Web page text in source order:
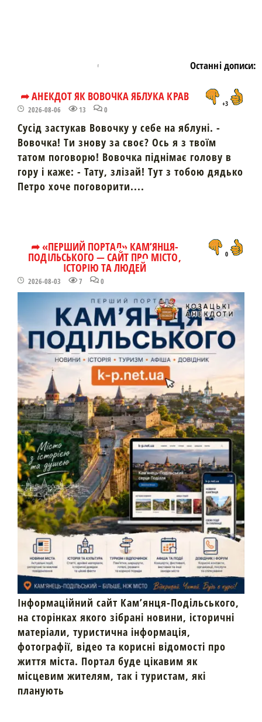
Останні дописи:
➦ АНЕКДОТ ЯК ВОВОЧКА ЯБЛУКА КРАВ
2026-08-06 13 0
+3
Сусід застукав Вовочку у себе на яблуні. -
Вовочка! Ти знову за своє? Ось я з твоїм
татом поговорю! Вовочка піднімає голову в
гору і каже: - Тату, злізай! Тут з тобою дядько
Петро хоче поговорити....
➦ «ПЕРШИЙ ПОРТАЛ» КАМ’ЯНЦЯ-
ПОДІЛЬСЬКОГО — САЙТ ПРО МІСТО,
ІСТОРІЮ ТА ЛЮДЕЙ
2026-08-03 7 0
0
Інформаційний сайт Кам’янця-Подільського,
на сторінках якого зібрані новини, історичні
матеріали, туристична інформація,
фотографії, відео та корисні відомості про
життя міста. Портал буде цікавим як
місцевим жителям, так і туристам, які
планують